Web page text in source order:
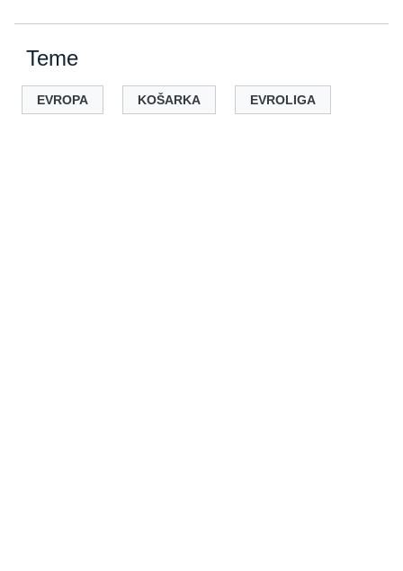
Teme
EVROPA KOŠARKA EVROLIGA